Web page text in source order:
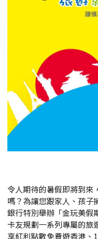
令人期待的暑假即將到來
嗎？為讓您跟家人、孩子
銀行特別舉辦「金玩美假
卡友規劃一系列專屬的旅
享紅利點數免費遊香港、